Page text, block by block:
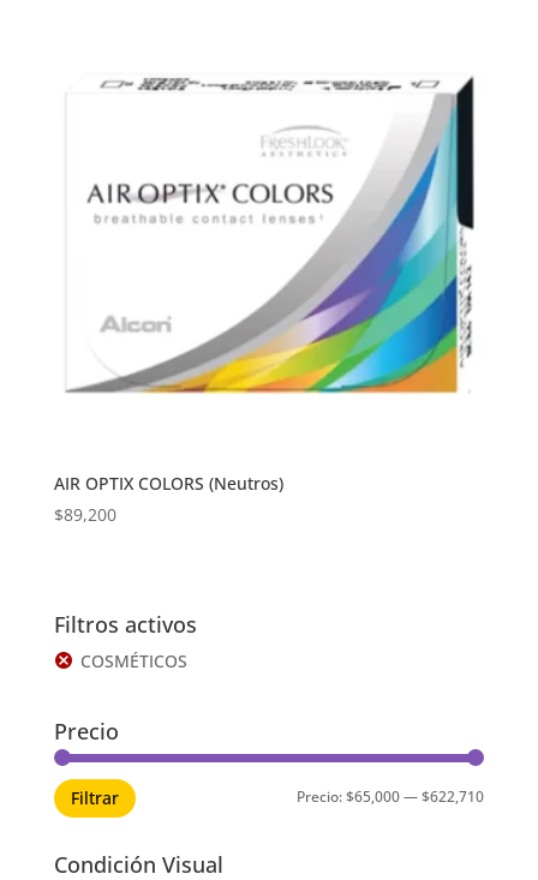
AIR OPTIX COLORS (Neutros)
$89,200
Filtros activos
COSMÉTICOS
Precio
Precio
Precio
Filtrar Precio:$65,000—$622,710
Condición Visual